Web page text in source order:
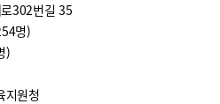
302번길 35
명)
)
지원청